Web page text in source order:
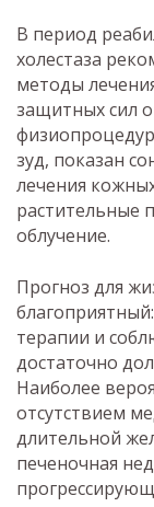
В период
холестаза
методы
защитных сил
зуд, показан
лечения
растительные
облучение.
Прогноз для
терапии и
достаточно
Наиболее
отсутствием
длительной
печеночная